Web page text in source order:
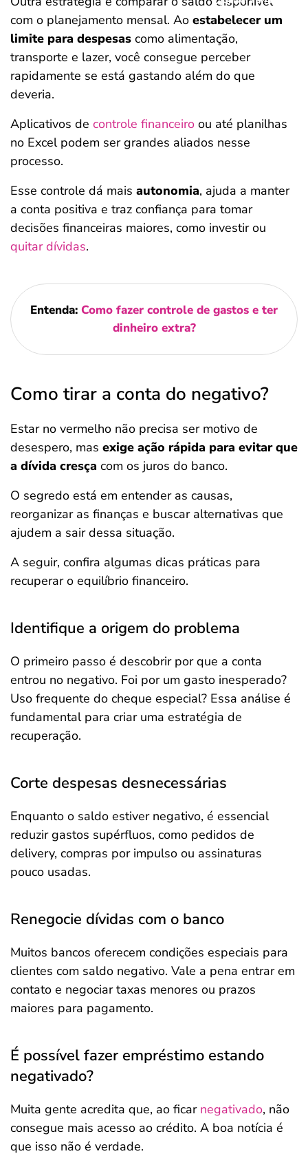
com o planejamento mensal. Ao estabelecer um
limite para despesas como alimentação,
transporte e lazer, você consegue perceber
rapidamente se está gastando além do que
deveria.
Aplicativos de controle financeiro ou até planilhas
no Excel podem ser grandes aliados nesse
processo.
Esse controle dá mais autonomia, ajuda a manter
a conta positiva e traz confiança para tomar
decisões financeiras maiores, como investir ou
quitar dívidas.
Entenda: Como fazer controle de gastos e ter
dinheiro extra?
Como tirar a conta do negativo?
Estar no vermelho não precisa ser motivo de
desespero, mas exige ação rápida para evitar que
a dívida cresça com os juros do banco.
O segredo está em entender as causas,
reorganizar as finanças e buscar alternativas que
ajudem a sair dessa situação.
A seguir, confira algumas dicas práticas para
recuperar o equilíbrio financeiro.
Identifique a origem do problema
O primeiro passo é descobrir por que a conta
entrou no negativo. Foi por um gasto inesperado?
Uso frequente do cheque especial? Essa análise é
fundamental para criar uma estratégia de
recuperação.
Corte despesas desnecessárias
Enquanto o saldo estiver negativo, é essencial
reduzir gastos supérfluos, como pedidos de
delivery, compras por impulso ou assinaturas
pouco usadas.
Renegocie dívidas com o banco
Muitos bancos oferecem condições especiais para
clientes com saldo negativo. Vale a pena entrar em
contato e negociar taxas menores ou prazos
maiores para pagamento.
É possível fazer empréstimo estando
negativado?
Muita gente acredita que, ao ficar negativado, não
consegue mais acesso ao crédito. A boa notícia é
que isso não é verdade.